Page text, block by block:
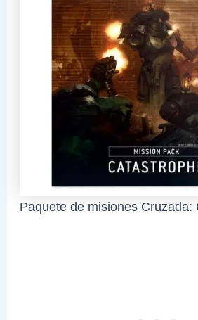
Paquete de misiones Cruzada: